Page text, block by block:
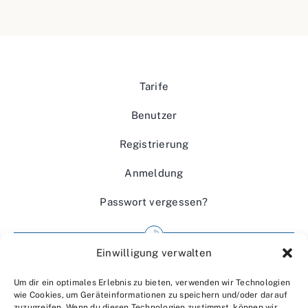
Einwilligung verwalten
Um dir ein optimales Erlebnis zu bieten, verwenden wir Technologien
wie Cookies, um Geräteinformationen zu speichern und/oder darauf
Tarife
Benutzer
Registrierung
Anmeldung
Passwort vergessen?
Wir über uns